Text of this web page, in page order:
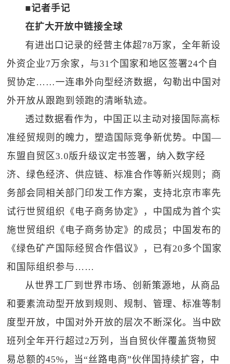
■记者手记
在扩大开放中链接全球
有进出口记录的经营主体超78万家，全年新设
外资企业7万余家，与31个国家和地区签署24个自
贸协定……一连串外向型经济数据，勾勒出中国对
外开放从跟跑到领跑的清晰轨迹。
透过数据看作为，中国正以主动对接国际高标
准经贸规则的魄力，塑造国际竞争新优势。中国—
东盟自贸区3.0版升级议定书签署，纳入数字经
济、绿色经济、供应链、标准合作等新兴规则；商
务部会同相关部门印发工作方案，支持北京市率先
试行世贸组织《电子商务协定》，中国成为首个实
施世贸组织《电子商务协定》的成员；中国发布的
《绿色矿产国际经贸合作倡议》，已有20多个国家
和国际组织参与……
从世界工厂到世界市场、创新策源地，从商品
和要素流动型开放到规则、规制、管理、标准等制
度型开放，中国对外开放的层次不断深化。当中欧
班列全年开行超过2万列，当自贸伙伴覆盖货物贸
易总额的45%，当“丝路电商”伙伴国持续扩容，中